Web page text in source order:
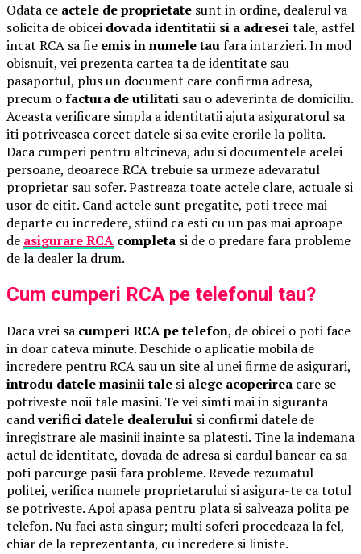
Odata ce actele de proprietate sunt in ordine, dealerul va
solicita de obicei dovada identitatii si a adreseitale, astfel
incat RCA sa fie emis in numele taufara intarzieri. In mod
obisnuit, vei prezenta cartea ta de identitate sau
pasaportul, plus un document care confirma adresa,
precum ofactura de utilitati sau o adeverinta de domiciliu.
Aceasta verificare simpla a identitatii ajuta asiguratorul sa
iti potriveasca corect datele si sa evite erorile la polita.
Daca cumperi pentru altcineva, adu si documentele acelei
persoane, deoarece RCA trebuie sa urmeze adevaratul
proprietar sau sofer. Pastreaza toate actele clare, actuale si
usor de citit. Cand actele sunt pregatite, poti trece mai
departe cu incredere, stiind ca esti cu un pas mai aproape
de asigurare RCA completa si de o predare fara probleme
de la dealer la drum.
Cum cumperi RCA pe telefonul tau?
Daca vrei sa cumperi RCA pe telefon, de obicei o poti face
in doar cateva minute. Deschide o aplicatie mobila de
incredere pentru RCA sau un site al unei firme de asigurari,
introdu datele masinii tale si alege acoperirea care se
potriveste noii tale masini. Te vei simti mai in siguranta
candverifici datele dealerului si confirmi datele de
inregistrare ale masinii inainte sa platesti. Tine la indemana
actul de identitate, dovada de adresa si cardul bancar ca sa
poti parcurge pasii fara probleme. Revede rezumatul
politei, verifica numele proprietarului si asigura-te ca totul
se potriveste. Apoi apasa pentru plata si salveaza polita pe
telefon. Nu faci asta singur; multi soferi procedeaza la fel,
chiar de la reprezentanta, cu incredere si liniste.